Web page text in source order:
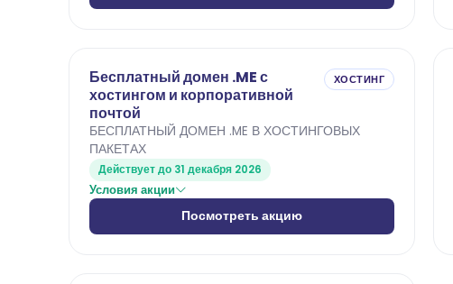
Бесплатный домен .ME с
хостингом и корпоративной
почтой
ХОСТИНГ
БЕСПЛАТНЫЙ ДОМЕН .ME В ХОСТИНГОВЫХ
ПАКЕТАХ
Действует до 31 декабря 2026
Условия акции
Посмотреть акцию